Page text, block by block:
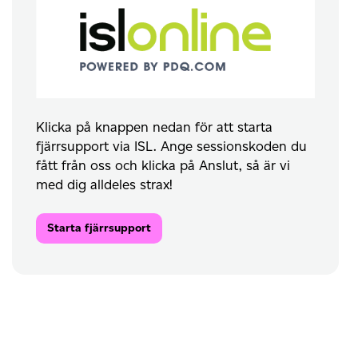
Klicka på knappen nedan för att starta
fjärrsupport via ISL. Ange sessionskoden du
fått från oss och klicka på Anslut, så är vi
med dig alldeles strax!
Starta fjärrsupport